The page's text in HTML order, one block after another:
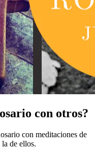
con otros?
con meditaciones de
de ellos.